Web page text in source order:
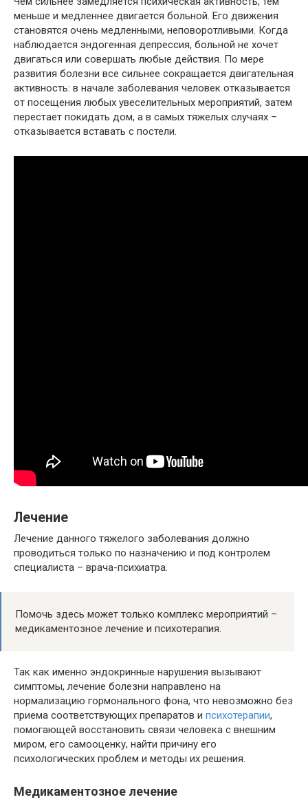
меньше и медленнее двигается больной. Его движения
становятся очень медленными, неповоротливыми. Когда
наблюдается эндогенная депрессия, больной не хочет
двигаться или совершать любые действия. По мере
развития болезни все сильнее сокращается двигательная
активность: в начале заболевания человек отказывается
от посещения любых увеселительных мероприятий, затем
перестает покидать дом, а в самых тяжелых случаях –
отказывается вставать с постели.
Лечение
Лечение данного тяжелого заболевания должно
проводиться только по назначению и под контролем
специалиста – врача-психиатра.
Помочь здесь может только комплекс мероприятий –
медикаментозное лечение и психотерапия.
Так как именно эндокринные нарушения вызывают
симптомы, лечение болезни направлено на
нормализацию гормонального фона, что невозможно без
приема соответствующих препаратов и психотерапии,
помогающей восстановить связи человека с внешним
миром, его самооценку, найти причину его
психологических проблем и методы их решения.
Медикаментозное лечение